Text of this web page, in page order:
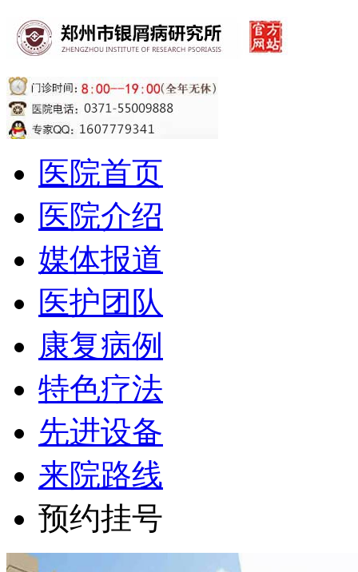
医院首页
医院介绍
媒体报道
医护团队
康复病例
特色疗法
先进设备
来院路线
预约挂号